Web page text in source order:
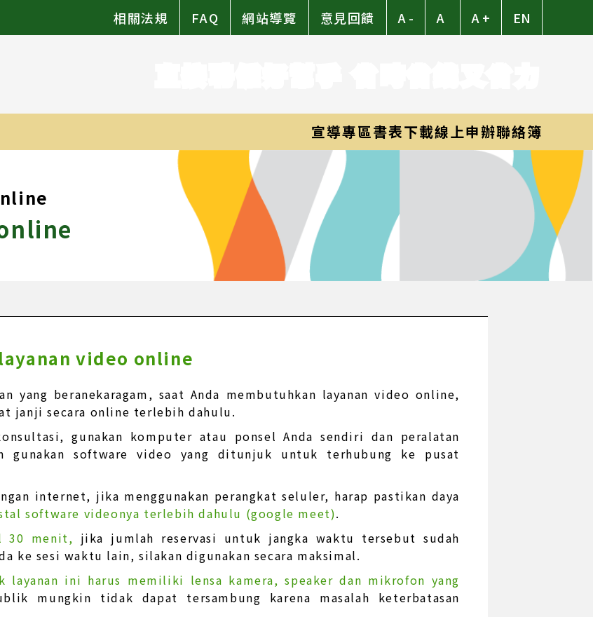
相關法規 FAQ 網站導覽 意見回饋 A - A A + EN
宣導專區書表下載線上申辦聯絡簿
video online
yang beranekaragam, saat Anda membutuhkan layanan video online,
janji secara online terlebih dahulu.
gunakan komputer atau ponsel Anda sendiri dan peralatan
gunakan software video yang ditunjuk untuk terhubung ke pusat
internet, jika menggunakan perangkat seluler, harap pastikan daya
software videonya terlebih dahulu (google meet).
30 menit, jika jumlah reservasi untuk jangka waktu tersebut sudah
ke sesi waktu lain, silakan digunakan secara maksimal.
layanan ini harus memiliki lensa kamera, speaker dan mikrofon yang
mungkin tidak dapat tersambung karena masalah keterbatasan